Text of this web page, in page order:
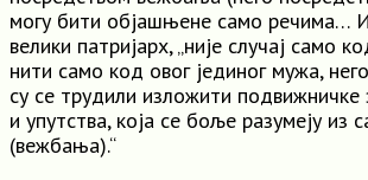
могу бити објашњене само речима…
велики патријарх, „није случај само
нити само код овог јединог мужа,
су се трудили изложити подвижничке
и упутства, која се боље разумеју из
(вежбања).“